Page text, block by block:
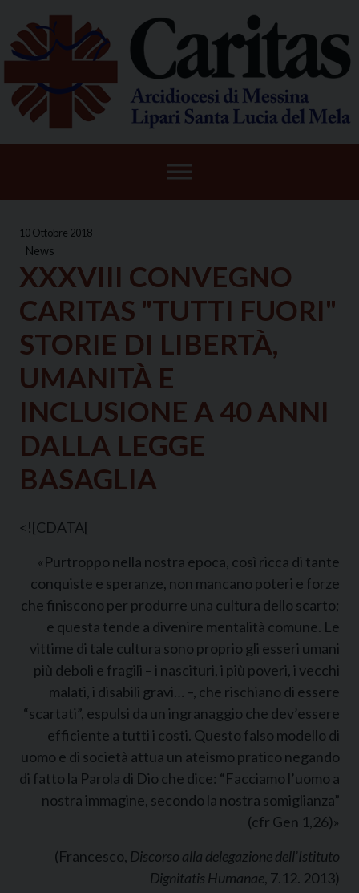
content
10 Ottobre 2018
News
XXXVIII CONVEGNO
CARITAS "TUTTI FUORI"
STORIE DI LIBERTÀ,
UMANITÀ E
INCLUSIONE A 40 ANNI
DALLA LEGGE
BASAGLIA
<![CDATA[
«Purtroppo nella nostra epoca, così ricca di tante
conquiste e speranze, non mancano poteri e forze
che finiscono per produrre una cultura dello scarto;
e questa tende a divenire mentalità comune. Le
vittime di tale cultura sono proprio gli esseri umani
più deboli e fragili – i nascituri, i più poveri, i vecchi
malati, i disabili gravi… –, che rischiano di essere
“scartati”, espulsi da un ingranaggio che dev’essere
efficiente a tutti i costi. Questo falso modello di
uomo e di società attua un ateismo pratico negando
di fatto la Parola di Dio che dice: “Facciamo l’uomo a
nostra immagine, secondo la nostra somiglianza”
(cfr Gen 1,26)»
(Francesco, Discorso alla delegazione dell’Istituto
Dignitatis Humanae, 7.12. 2013)